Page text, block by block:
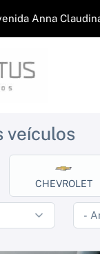
Anna
veículos
CHEVROLET